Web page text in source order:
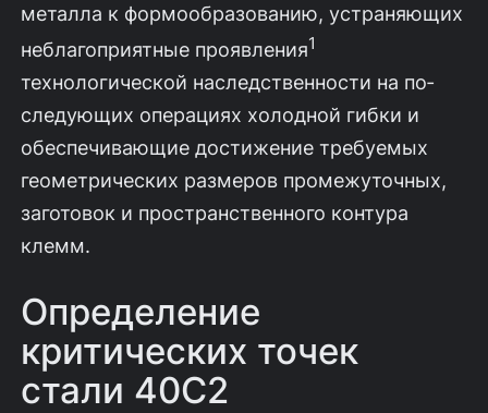
металла к формообразованию, устраняющих
неблагоприятные проявления1
технологической наследственности на по­
следующих операциях холодной гибки и
обеспечивающие достижение тре­буемых
геометрических размеров промежуточных,
заготовок и пространст­венного контура
клемм.
Определение
критических точек
стали 40С2